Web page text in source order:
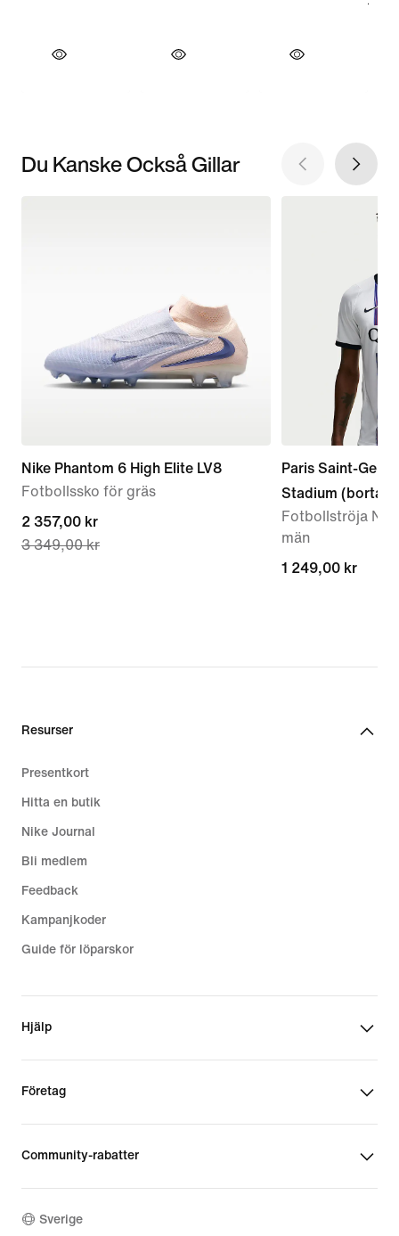
Du Kanske Också Gillar
Nike Phantom 6 High Elite LV8
Fotbollssko för gräs
current
price
2 357,00 kr
3 349,00 kr
Paris Saint-
Stadium
Fotbollströja
män
1 249,00 kr
1 249,00 kr
Resurser
Presentkort
Hitta en butik
Nike Journal
Bli medlem
Feedback
Kampanjkoder
Guide för löparskor
Hjälp
Företag
Community-rabatter
Sverige